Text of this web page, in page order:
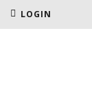
LOGIN